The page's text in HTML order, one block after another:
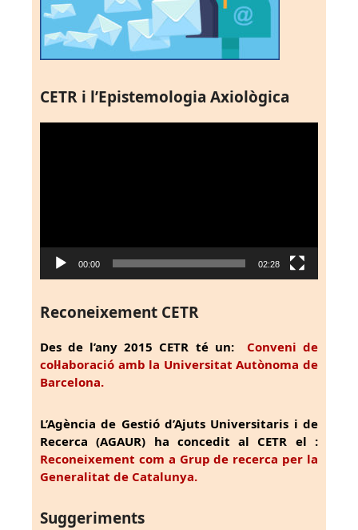
CETR i l’Epistemologia Axiològica
00:00 02:28
Reconeixement CETR
Des de l’any 2015 CETR té un: Conveni de
col·laboració amb la Universitat Autònoma de
Barcelona.
L’Agència de Gestió d’Ajuts Universitaris i de
Recerca (AGAUR) ha concedit al CETR el :
Reconeixement com a Grup de recerca per la
Generalitat de Catalunya.
Suggeriments